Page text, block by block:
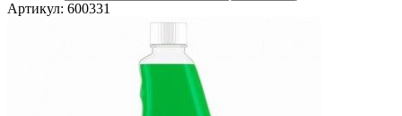
Артикул: 600331